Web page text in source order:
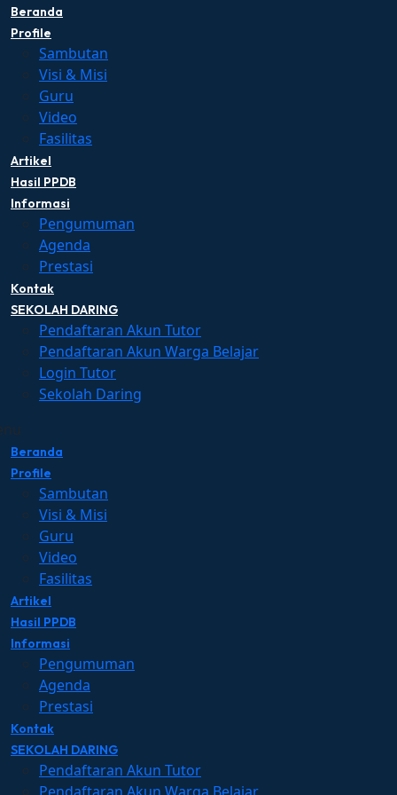
Beranda
Profile
Sambutan
Visi & Misi
Guru
Video
Fasilitas
Artikel
Hasil PPDB
Informasi
Pengumuman
Agenda
Prestasi
Kontak
SEKOLAH DARING
Pendaftaran Akun Tutor
Pendaftaran Akun Warga Belajar
Login Tutor
Sekolah Daring
Beranda
Profile
Sambutan
Visi & Misi
Guru
Video
Fasilitas
Artikel
Hasil PPDB
Informasi
Pengumuman
Agenda
Prestasi
Kontak
SEKOLAH DARING
Pendaftaran Akun Tutor